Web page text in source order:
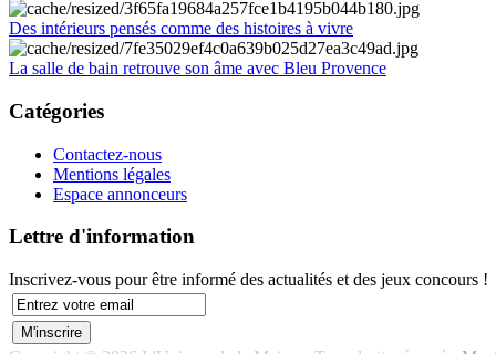
Des intérieurs pensés comme des histoires à vivre
La salle de bain retrouve son âme avec Bleu Provence
Catégories
Contactez-nous
Mentions légales
Espace annonceurs
Lettre d'information
Inscrivez-vous pour être informé des actualités et des jeux concours !